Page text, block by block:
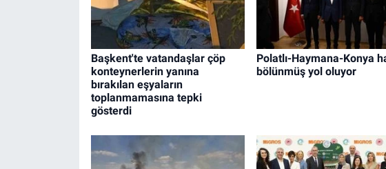
Başkent'te vatandaşlar çöp
konteynerlerin yanına
bırakılan eşyaların
toplanmamasına tepki
gösterdi
Polatlı-Haymana-Konya
bölünmüş yol oluyor